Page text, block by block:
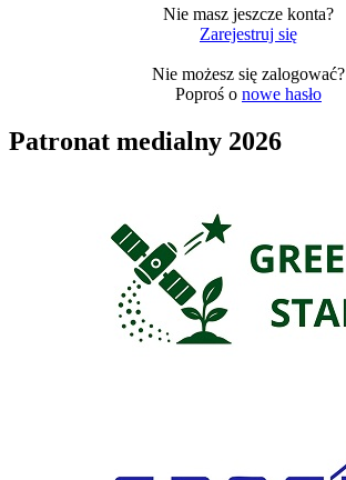
Nie masz jeszcze konta?
Zarejestruj się
Nie możesz się zalogować?
Poproś o nowe hasło
Patronat medialny 2026